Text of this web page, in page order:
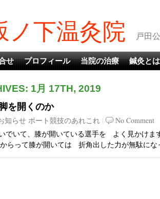
ノ下温灸院 戸田
せ プロフィール 当院の治療 鍼灸とは
1月 17TH, 2019
を開くのか
知らせ ボート競技のあれこれ |
No Comment
でいて、膝が開いている選手を よく見かけ
らって膝が開いては 折角出した力が無駄に